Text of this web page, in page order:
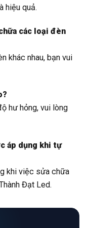
hiệu quả.
các loại đèn
khác nhau, bạn vui
hư hỏng, vui lòng
áp dụng khi tự
khi việc sửa chữa
Đạt Led.